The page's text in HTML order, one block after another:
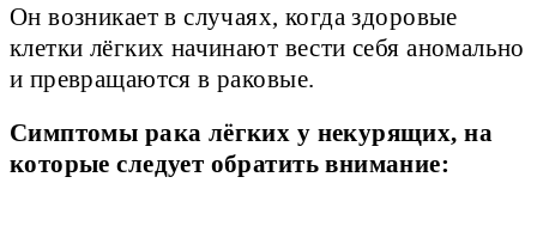
Он возникает в случаях, когда здоровые
клетки лёгких начинают вести себя аномально
и превращаются в раковые.
Симптомы рака лёгких у некурящих, на
которые следует обратить внимание: